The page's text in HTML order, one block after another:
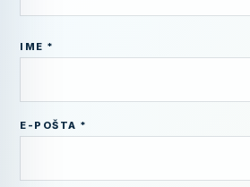
IME *
E-POŠTA *